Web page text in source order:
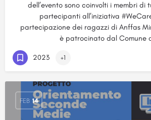
dell’evento sono coinvolti i membri di
partecipanti all’iniziativa
partecipazione dei ragazzi di Anffas
è patrocinato dal Comune
2023 +1
FEB 14